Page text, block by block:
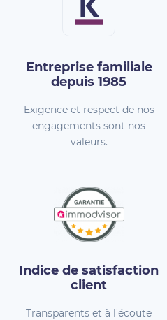
Entreprise familiale
depuis 1985
Exigence et respect de nos
engagements sont nos
valeurs.
Indice de satisfaction
client
Transparents et à l'écoute